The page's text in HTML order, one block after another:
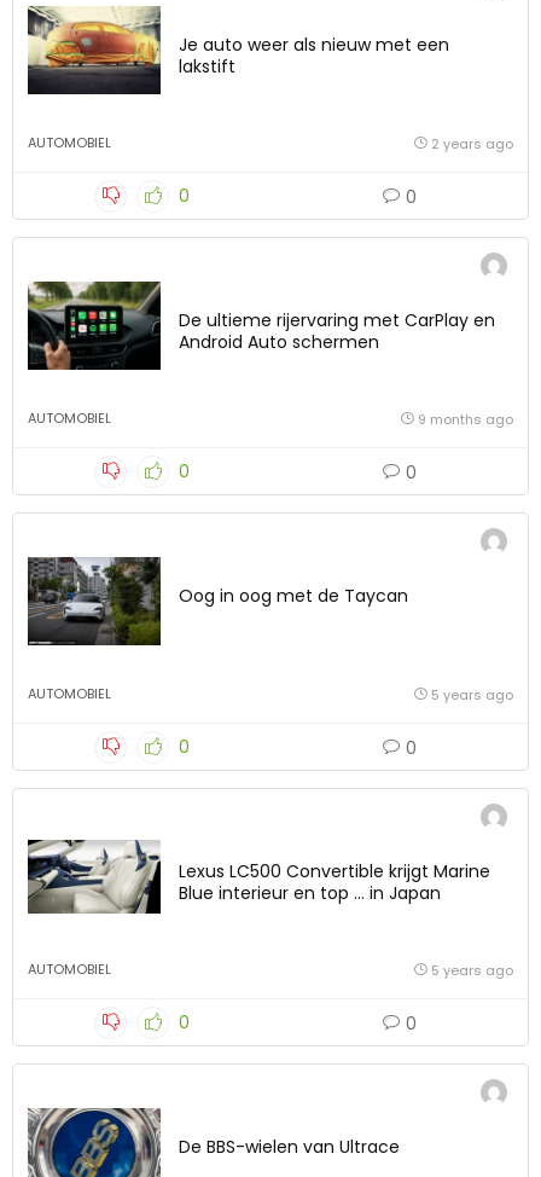
Je auto weer als nieuw met een
lakstift
AUTOMOBIEL 2 years ago
0 0
De ultieme rijervaring met CarPlay en
Android Auto schermen
AUTOMOBIEL 9 months ago
0 0
Oog in oog met de Taycan
AUTOMOBIEL 5 years ago
0 0
Lexus LC500 Convertible krijgt Marine
Blue interieur en top … in Japan
AUTOMOBIEL 5 years ago
0 0
De BBS-wielen van Ultrace